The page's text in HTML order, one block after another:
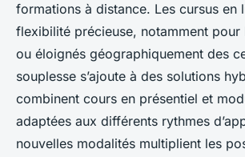
formations à distance. Les cursus en
flexibilité précieuse, notamment
ou éloignés géographiquement des
souplesse s’ajoute à des solutions
combinent cours en présentiel et
adaptées aux différents rythmes
nouvelles modalités multiplient les